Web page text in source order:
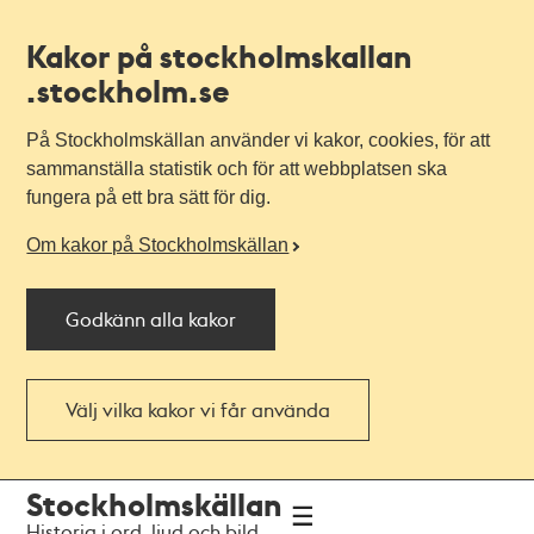
Kakor på stockholmskallan
.stockholm.se
På Stockholmskällan använder vi kakor, cookies, för att
sammanställa statistik och för att webbplatsen ska
fungera på ett bra sätt för dig.
Om kakor på Stockholmskällan
Godkänn alla kakor
Välj vilka kakor vi får använda
navigationen
huvudinnehållet
Stockholmskällan